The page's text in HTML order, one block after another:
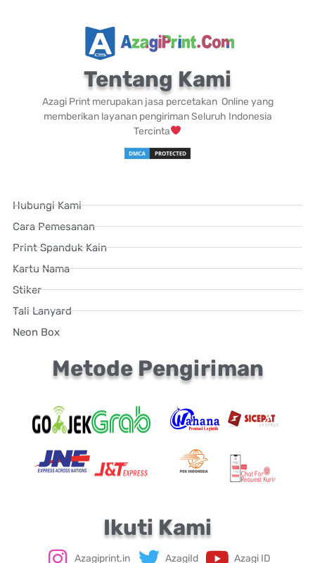
Tentang Kami
Azagi Print merupakan jasa percetakan Online yang
memberikan layanan pengiriman Seluruh Indonesia
Tercinta
Hubungi Kami
Cara Pemesanan
Print Spanduk Kain
Kartu Nama
Stiker
Tali Lanyard
Neon Box
Metode Pengiriman
Ikuti Kami
Azagiprint.in AzagiId Azagi ID